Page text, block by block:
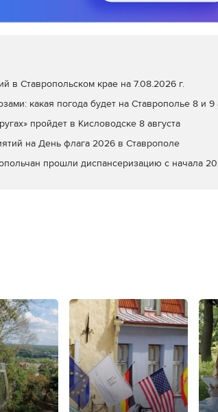
в Ставропольском крае на 7.08.2026 г.
какая погода будет на Ставрополье 8 и 9
пройдет в Кисловодске 8 августа
на День флага 2026 в Ставрополе
прошли диспансеризацию с начала